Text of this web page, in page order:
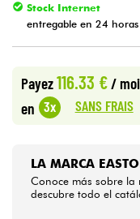
Niños
HiFi
Stock Internet
entregable en 24 horas
Payez116.33 € /
en 3x SANS FRAIS
LA MARCA
Conoce más sobre la
descubre todo el